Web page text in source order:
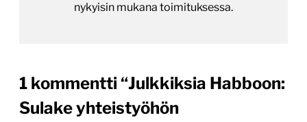
nykyisin mukana toimituksessa.
1 kommentti “Julkkiksia Habboon:
Sulake yhteistyöhön